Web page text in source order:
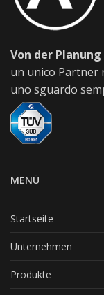
Von der
un unico Partner
uno sguardo
MENÜ
Startseite
Unternehmen
Produkte